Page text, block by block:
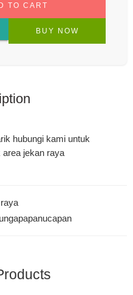
TO CART
BUY NOW
hubungi kami untuk
area jekan raya